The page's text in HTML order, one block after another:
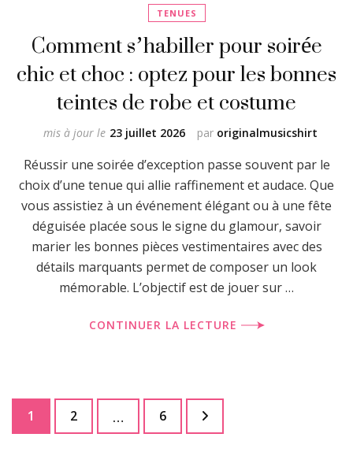
TENUES
Comment s’habiller pour soirée
chic et choc : optez pour les bonnes
teintes de robe et costume
par originalmusicshirt
mis à jour le 23 juillet 2026
Réussir une soirée d’exception passe souvent par le
choix d’une tenue qui allie raffinement et audace. Que
vous assistiez à un événement élégant ou à une fête
déguisée placée sous le signe du glamour, savoir
marier les bonnes pièces vestimentaires avec des
détails marquants permet de composer un look
mémorable. L’objectif est de jouer sur …
CONTINUER LA LECTURE
Pagination
des
Page
1 Page
2 … Page
6